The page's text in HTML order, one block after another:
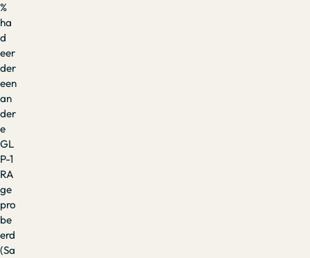
%
ha
d
eer
der
een
an
der
e
GL
P-1
RA
ge
pro
be
erd
(Sa